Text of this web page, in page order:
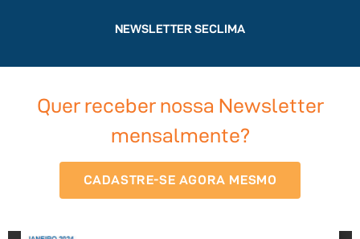
NEWSLETTER SECLIMA
Quer receber nossa Newsletter
mensalmente?
CADASTRE-SE AGORA MESMO